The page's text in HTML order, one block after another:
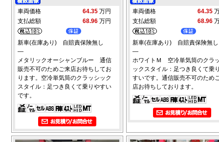
車両価格 64.35 万円
支払総額
68.96 万円
新車(在庫あり) 自賠責保険無し
―
メタリックオーシャンブルー 通信
販売不可のためご来店お待ちしてお
ります。空冷単気筒のクラッシック
スタイル：足つき良くて乗りやすい
です。
車両価格 64.35
支払総額
68.96
新車(在庫あり) 自賠責保険無し
―
ホワイトＭ 空冷単気筒のクラ
ックスタイル：足つき良くて乗
すいです。通信販売不可のため
店お待ちしております。